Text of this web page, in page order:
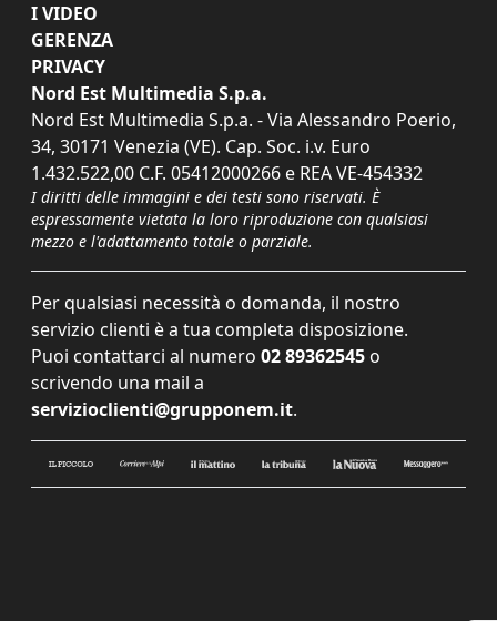
I VIDEO
GERENZA
PRIVACY
Nord Est Multimedia S.p.a.
Nord Est Multimedia S.p.a. - Via Alessandro Poerio,
34, 30171 Venezia (VE). Cap. Soc. i.v. Euro
1.432.522,00 C.F. 05412000266 e REA VE-454332
I diritti delle immagini e dei testi sono riservati. È
espressamente vietata la loro riproduzione con qualsiasi
mezzo e l'adattamento totale o parziale.
Per qualsiasi necessità o domanda, il nostro
servizio clienti è a tua completa disposizione.
Puoi contattarci al numero 02 89362545 o
scrivendo una mail a
servizioclienti@grupponem.it.